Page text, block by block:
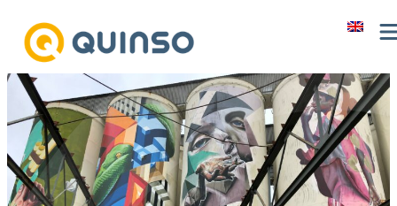
naar
inhoud